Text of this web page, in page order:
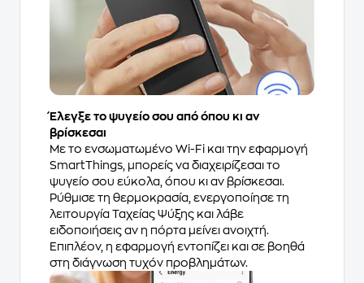
Έλεγξε το ψυγείο σου από όπου κι αν
βρίσκεσαι
Με το ενσωματωμένο Wi-Fi και την εφαρμογή
SmartThings, μπορείς να διαχειρίζεσαι το
ψυγείο σου εύκολα, όπου κι αν βρίσκεσαι.
Ρύθμισε τη θερμοκρασία, ενεργοποίησε τη
λειτουργία Ταχείας Ψύξης και λάβε
ειδοποιήσεις αν η πόρτα μείνει ανοιχτή.
Επιπλέον, η εφαρμογή εντοπίζει και σε βοηθά
στη διάγνωση τυχόν προβλημάτων.